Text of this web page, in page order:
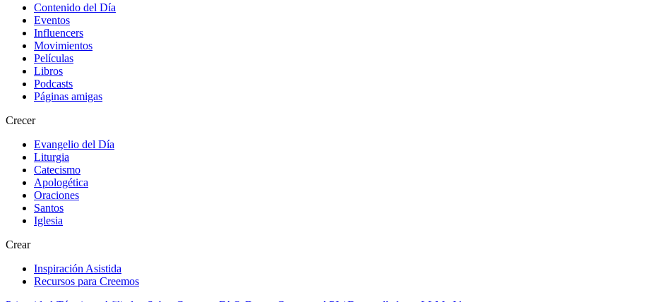
Contenido del Día
Eventos
Influencers
Movimientos
Películas
Libros
Podcasts
Páginas amigas
Crecer
Evangelio del Día
Liturgia
Catecismo
Apologética
Oraciones
Santos
Iglesia
Crear
Inspiración Asistida
Recursos para Creemos